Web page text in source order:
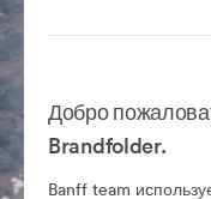
Добро
Brandfolder.
Banff team